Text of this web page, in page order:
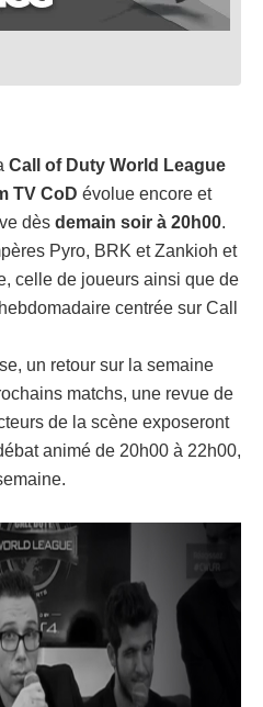
Call of Duty World League
TV CoD évolue encore et
dès demain soir à 20h00.
Pyro, BRK et Zankioh et
celle de joueurs ainsi que de
centrée sur Call
un retour sur la semaine
matchs, une revue de
de la scène exposeront
animé de 20h00 à 22h00,